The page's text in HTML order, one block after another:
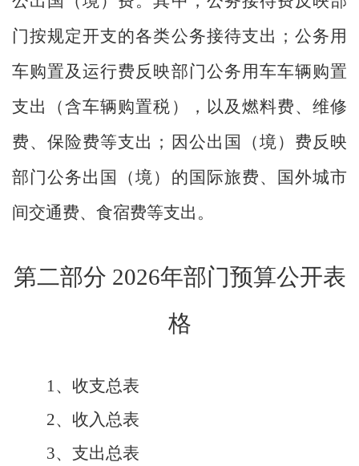
门按规定开支的各类公务接待支出；公务用
车购置及运行费反映部门公务用车车辆购置
支出（含车辆购置税），以及燃料费、维修
费、保险费等支出；因公出国（境）费反映
部门公务出国（境）的国际旅费、国外城市
间交通费、食宿费等支出。
第二部分 2026年部门预算公开表
格
1、收支总表
2、收入总表
3、支出总表